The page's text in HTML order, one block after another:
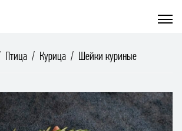
Птица Курица Шейки куриные